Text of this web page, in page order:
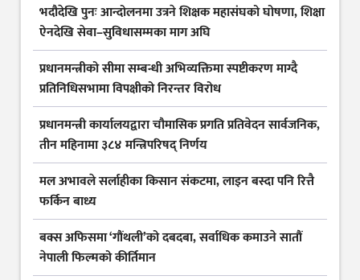
भदौदेखि पुनः आन्दोलनमा उत्रने शिक्षक महासंघको घोषणा, शिक्षा
ऐनदेखि सेवा–सुविधासम्मका माग अघि
प्रधानमन्त्रीको सीमा सम्बन्धी अभिव्यक्तिमा स्पष्टीकरण माग्दै
प्रतिनिधिसभामा विपक्षीको निरन्तर विरोध
प्रधानमन्त्री कार्यालयद्वारा चौमासिक प्रगति प्रतिवेदन सार्वजनिक,
तीन महिनामा ३८४ मन्त्रिपरिषद् निर्णय
मल अभावले सर्लाहीका किसान संकटमा, लाइन बस्दा पनि रित्तै
फर्किन बाध्य
बक्स अफिसमा ‘गौंथली’को दबदबा, सर्वाधिक कमाउने सातौं
नेपाली फिल्मको कीर्तिमान